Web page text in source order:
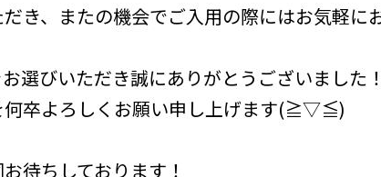
き、またの機会でご入用の際にはお気軽に
選びいただき誠にありがとうございました！
何卒よろしくお願い申し上げます(≧▽≦)
待ちしております！